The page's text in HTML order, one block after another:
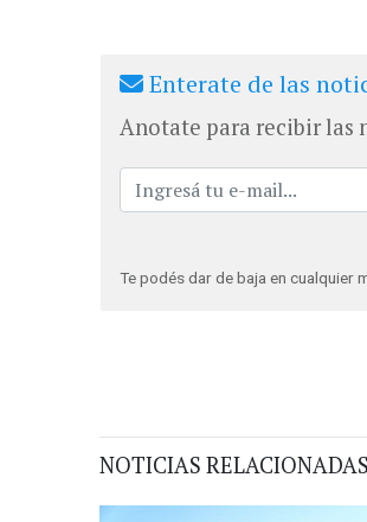
Enterate de las
Anotate para recibir las
Te podés dar de baja en cualquier
NOTICIAS RELACIONADAS